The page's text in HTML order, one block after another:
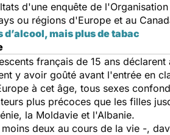
d'une enquête de
ou régions d'Europe et au
mais plus de tabac
français de 15 ans
y avoir goûté avant l'entrée en
à cet âge, tous sexes
plus précoces que les filles
la Moldavie et l'Albanie.
deux au cours de la vie -,